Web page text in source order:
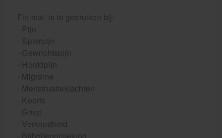
Finimal is te gebruiken bij:
- Pijn
- Spierpijn
- Gewrichtspijn
- Hoofdpijn
- Migraine
- Menstruatieklachten
- Koorts
- Griep
- Verkoudheid